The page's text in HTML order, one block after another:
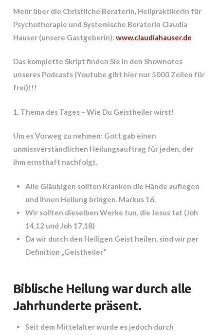
Mehr über die Christliche Beraterin, Heilpraktikerin für
Psychotherapie und Systemische Beraterin Claudia
Hauser (unsere Gastgeberin): www.claudiahauser.de
Das komplette Skript finden Sie in den Shownotes
unseres Podcasts (Youtube gibt hier nur 5000 Zeilen für
frei)!!!
1. Thema des Tages – Wie Du Geistheiler wirst!
Um es Vorweg zu nehmen: Gott gab einen
unmissverständlichen Heilungsauftrag für jeden, der
ihm ernsthaft nachfolgt.
Alle Gläubigen sollten Kranken die Hände auflegen
und ihnen Heilung bringen. Markus 16.
Wir sollten dieselben Werke tun, die Jesus tat (Joh
14,12 und Joh 17,18)
Da wir durch den Heiligen Geist heilen, sind wir per
Definition „Geistheiler“
Biblische Heilung war durch alle
Jahrhunderte präsent.
Seit dem Mittelalter wurde es jedoch durch